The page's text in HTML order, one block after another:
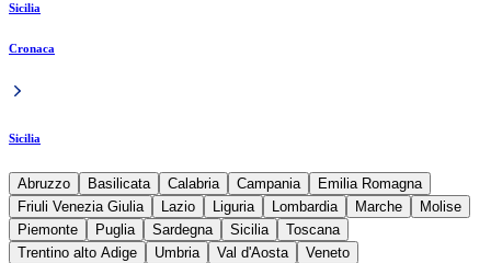
Sicilia
Cronaca
Sicilia
Abruzzo Basilicata Calabria Campania
Emilia Romagna
Friuli Venezia Giulia
Lazio Liguria Lombardia Marche
Molise
Piemonte
Puglia Sardegna Sicilia
Toscana
Trentino alto Adige
Umbria Val d'Aosta Veneto